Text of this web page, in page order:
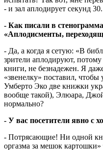
- и зал аплодирует секунд 30.
- Как писали в
«Аплодисменты,
- Да, а когда я сетую: «В
зрители аплодируют,
книги, не безнадежен. Я
«звенелку» поставил,
Умберто Эко две книжки
вообще такой), Элюара,
нормально?
- У вас посетители явно с
- Потрясающие! Ни одной
оргазма за мешок